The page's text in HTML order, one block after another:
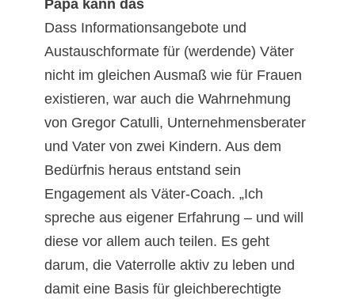
Papa kann das
Dass Informationsangebote und
Austauschformate für (werdende) Väter
nicht im gleichen Ausmaß wie für Frauen
existieren, war auch die Wahrnehmung
von Gregor Catulli, Unternehmensberater
und Vater von zwei Kindern. Aus dem
Bedürfnis heraus entstand sein
Engagement als Väter-Coach. „Ich
spreche aus eigener Erfahrung – und will
diese vor allem auch teilen. Es geht
darum, die Vaterrolle aktiv zu leben und
damit eine Basis für gleichberechtigte